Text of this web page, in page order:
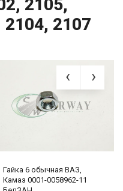
2105,
2104, 2107
Гайка 6 обычная ВАЗ,
Камаз 0001-0058962-11